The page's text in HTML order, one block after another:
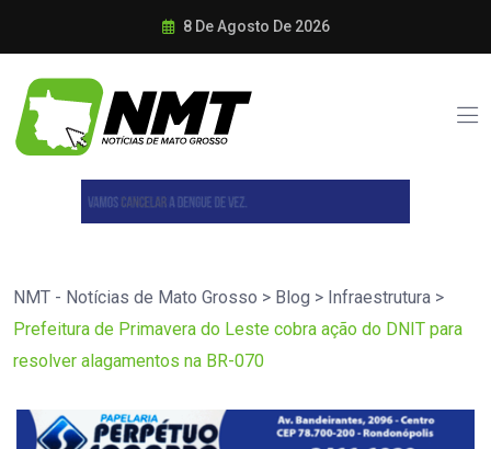
8 De Agosto De 2026
NMT - Notícias de Mato Grosso > Blog > Infraestrutura >
Prefeitura de Primavera do Leste cobra ação do DNIT para
resolver alagamentos na BR-070